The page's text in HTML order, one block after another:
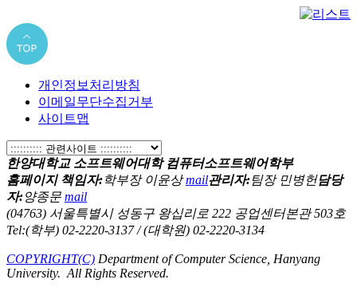
개인정보처리방침
이메일무단수집거부
사이트맵
한양대학교 소프트웨어대학 컴퓨터소프트웨어학부
홈페이지 책임자:학부장 이윤상mail관리자:팀장 민병헌담당
자:양종문 mail
(04763) 서울특별시 성동구 왕십리로 222 공업센터본관 503호
Tel:(학부) 02-2220-3137 / (대학원) 02-2220-3134
COPYRIGHT(C) Department of Computer Science, Hanyang
University. All Rights Reserved.